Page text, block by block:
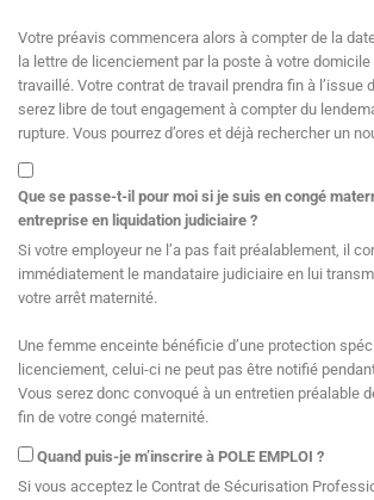
Votre préavis commencera alors à compter de la
la lettre de licenciement par la poste à votre
travaillé. Votre contrat de travail prendra fin à l’issue
serez libre de tout engagement à compter du
rupture. Vous pourrez d’ores et déjà rechercher un
Que se passe-t-il pour moi si je suis en congé
entreprise en liquidation judiciaire ?
Si votre employeur ne l’a pas fait préalablement, il
immédiatement le mandataire judiciaire en lui
votre arrêt maternité.
Une femme enceinte bénéficie d’une protection
licenciement, celui-ci ne peut pas être notifié
Vous serez donc convoqué à un entretien préalable
fin de votre congé maternité.
Quand puis-je m’inscrire à POLE EMPLOI ?
Si vous acceptez le Contrat de Sécurisation